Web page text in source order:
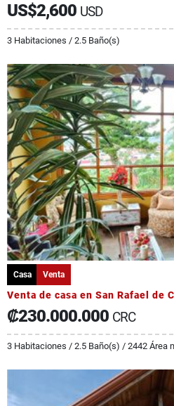
US$2,600 USD
3 Habitaciones / 2.5 Baño(s)
Casa Venta
₡230.000.000 CRC
3 Habitaciones / 2.5 Baño(s) / 2442 Área